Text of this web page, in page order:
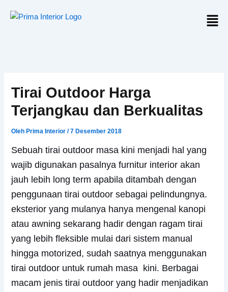
Tirai Outdoor Harga
Terjangkau dan Berkualitas
OlehPrima Interior/7 Desember 2018
Sebuah tirai outdoor masa kini menjadi hal yang
wajib digunakan pasalnya furnitur interior akan
jauh lebih long term apabila ditambah dengan
penggunaan tirai outdoor sebagai pelindungnya.
eksterior yang mulanya hanya mengenal kanopi
atau awning sekarang hadir dengan ragam tirai
yang lebih fleksible mulai dari sistem manual
hingga motorized, sudah saatnya menggunakan
tirai outdoor untuk rumah masa kini. Berbagai
macam jenis tirai outdoor yang hadir menjadikan